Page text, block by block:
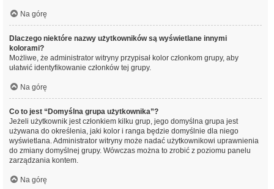
Na górę
Dlaczego niektóre nazwy użytkowników są wyświetlane innymi
kolorami?
Możliwe, że administrator witryny przypisał kolor członkom grupy, aby
ułatwić identyfikowanie członków tej grupy.
Na górę
Co to jest “Domyślna grupa użytkownika”?
Jeżeli użytkownik jest członkiem kilku grup, jego domyślna grupa jest
używana do określenia, jaki kolor i ranga będzie domyślnie dla niego
wyświetlana. Administrator witryny może nadać użytkownikowi uprawnienia
do zmiany domyślnej grupy. Wówczas można to zrobić z poziomu panelu
zarządzania kontem.
Na górę